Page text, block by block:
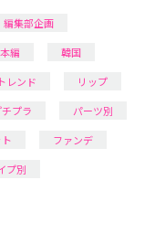
編集部企画
編
韓国
トレンド
リップ
チプラ
パーツ別
ファンデ
プ別